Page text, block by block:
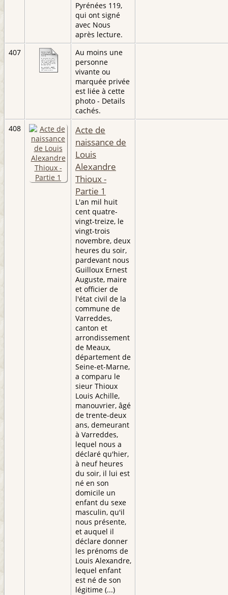
Pyrénées 119,
qui ont signé
avec Nous
après lecture.
407
Au moins une
personne
vivante ou
marquée privée
est liée à cette
photo - Details
cachés.
408
Acte de
naissance de
Louis
Alexandre
Thioux -
Partie 1
L'an mil huit
cent quatre-
vingt-treize, le
vingt-trois
novembre, deux
heures du soir,
pardevant nous
Guilloux Ernest
Auguste, maire
et officier de
l'état civil de la
commune de
Varreddes,
canton et
arrondissement
de Meaux,
département de
Seine-et-Marne,
a comparu le
sieur Thioux
Louis Achille,
manouvrier, âgé
de trente-deux
ans, demeurant
à Varreddes,
lequel nous a
déclaré qu'hier,
à neuf heures
du soir, il lui est
né en son
domicile un
enfant du sexe
masculin, qu'il
nous présente,
et auquel il
déclare donner
les prénoms de
Louis Alexandre,
lequel enfant
est né de son
légitime (...)